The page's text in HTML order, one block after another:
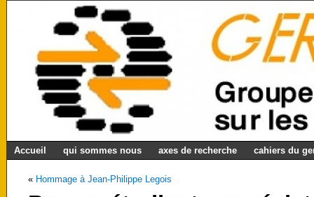
Accueil qui sommes nous axes de recherche cahiers du
« Hommage à Jean-Philippe Legois